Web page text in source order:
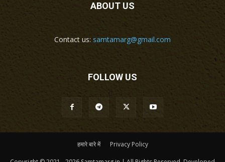
ABOUT US
Contact us: samtamarg@gmail.com
FOLLOW US
हमारे बारे में Privacy Policy